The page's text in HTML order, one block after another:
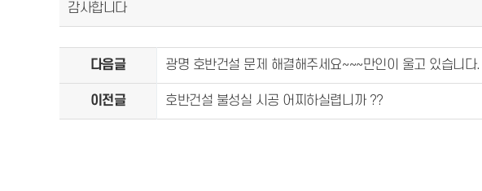
감사합니다
다음글 광명 호반건설 문제 해결해주세요~~~만인이 울고 있습니다.
이전글 호반건설 불성실 시공 어찌하실렵니까 ??